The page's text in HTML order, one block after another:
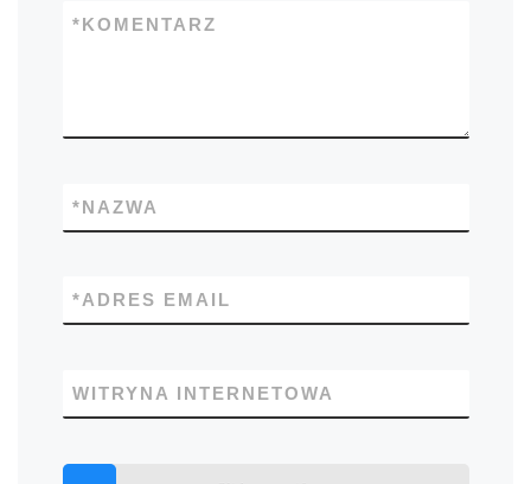
KOMENTARZ
*
NAZWA
*
ADRES EMAIL
*
WITRYNA INTERNETOWA